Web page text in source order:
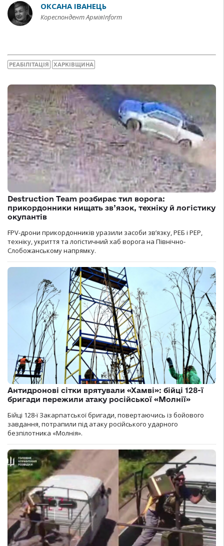
ОКСАНА ІВАНЕЦЬ
Кореспондент АрміяInform
РЕАБІЛІТАЦІЯ ХАРКІВЩИНА
Destruction Team розбирає тил ворога:
прикордонники нищать зв’язок, техніку й логістику
окупантів
FPV-дрони прикордонників уразили засоби зв’язку, РЕБ і РЕР,
техніку, укриття та логістичний хаб ворога на Північно-
Слобожанському напрямку.
Антидронові сітки врятували «Хамві»: бійці 128-ї
бригади пережили атаку російської «Молнії»
Бійці 128-ї Закарпатської бригади, повертаючись із бойового
завдання, потрапили під атаку російського ударного
безпілотника «Молнія».